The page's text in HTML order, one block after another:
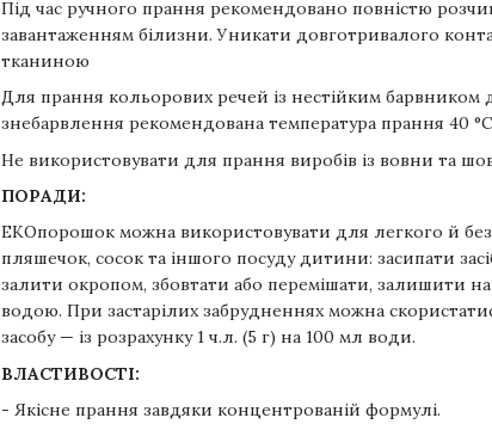
Під час ручного прання рекомендовано повністю
завантаженням білизни. Уникати довготривалого
тканиною
Для прання кольорових речей із нестійким
знебарвлення рекомендована температура прання 40 °С
Не використовувати для прання виробів із вовни та
ПОРАДИ:
ЕКОпорошок можна використовувати для легкого й
пляшечок, сосок та іншого посуду дитини: засипати
залити окропом, збовтати або перемішати, залишити
водою. При застарілих забрудненнях можна
засобу — із розрахунку 1 ч.л. (5 г) на 100 мл води.
ВЛАСТИВОСТІ:
- Якісне прання завдяки концентрованій формулі.